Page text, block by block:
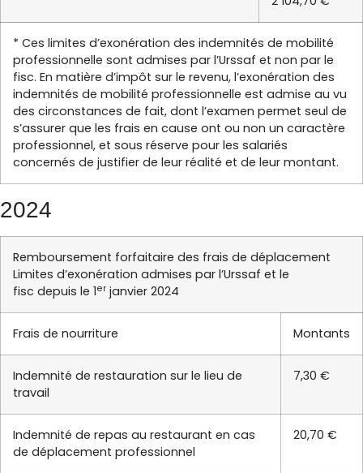
* Ces limites d’exonération des indemnités de mobilité
professionnelle sont admises par l’Urssaf et non par le
fisc. En matière d’impôt sur le revenu, l’exonération des
indemnités de mobilité professionnelle est admise au vu
des circonstances de fait, dont l’examen permet seul de
s’assurer que les frais en cause ont ou non un caractère
professionnel, et sous réserve pour les salariés
concernés de justifier de leur réalité et de leur montant.
2024
Remboursement forfaitaire des frais de déplacement
Limites d’exonération admises par l’Urssaf et le
fisc depuis le 1er janvier 2024
Frais de nourriture Montants
Indemnité de restauration sur le lieu de
travail
7,30 €
Indemnité de repas au restaurant en cas
de déplacement professionnel
20,70 €